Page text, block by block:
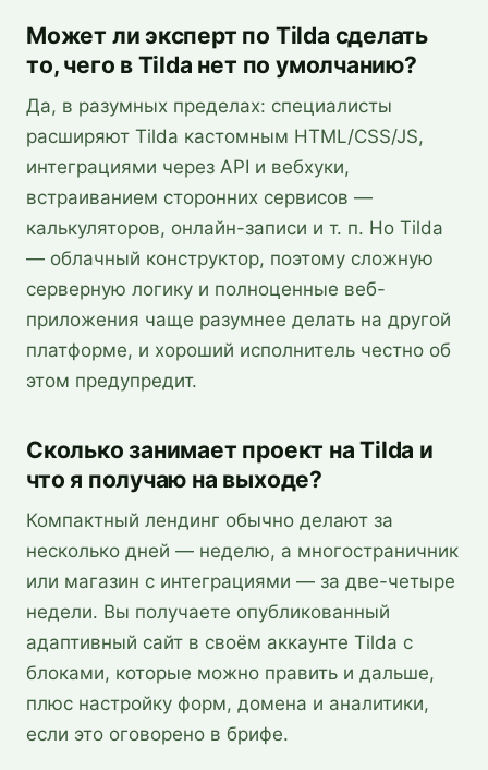
Может ли эксперт по Tilda сделать
то, чего в Tilda нет по умолчанию?
Да, в разумных пределах: специалисты
расширяют Tilda кастомным HTML/CSS/JS,
интеграциями через API и вебхуки,
встраиванием сторонних сервисов —
калькуляторов, онлайн-записи и т. п. Но Tilda
— облачный конструктор, поэтому сложную
серверную логику и полноценные веб-
приложения чаще разумнее делать на другой
платформе, и хороший исполнитель честно об
этом предупредит.
Сколько занимает проект на Tilda и
что я получаю на выходе?
Компактный лендинг обычно делают за
несколько дней — неделю, а многостраничник
или магазин с интеграциями — за две-четыре
недели. Вы получаете опубликованный
адаптивный сайт в своём аккаунте Tilda с
блоками, которые можно править и дальше,
плюс настройку форм, домена и аналитики,
если это оговорено в брифе.